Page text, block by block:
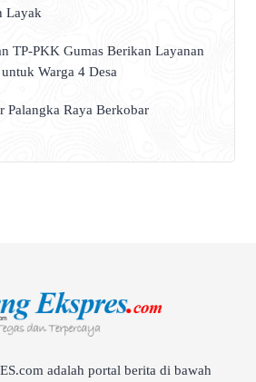
Layak
TP-PKK Gumas Berikan Layanan
Warga 4 Desa
Palangka Raya Berkobar
adalah portal berita di bawah